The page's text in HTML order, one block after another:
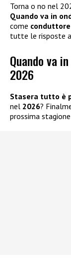
Torna o no nel
Quando va in
come conduttore
tutte le risposte
Quando va
2026
Stasera tutto è
nel 2026?
prossima